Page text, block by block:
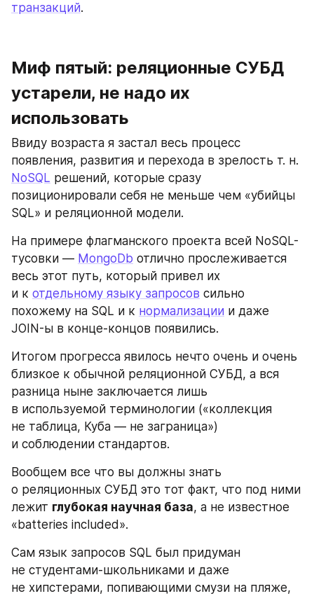
транзакций.
Миф пятый: реляционные СУБД
устарели, не надо их
использовать
Ввиду возраста я застал весь процесс
NoSQL решений, которые сразу
позиционировали себя не меньше чем «убийцы
SQL» и реляционной модели.
На примере флагманского проекта всей NoSQL-
тусовки — MongoDb отлично прослеживается
весь этот путь, который привел их
и к отдельному языку запросов сильно
похожему на SQL и к нормализации и даже
JOIN-ы в конце-концов появились.
Итогом прогресса явилось нечто очень и очень
близкое к обычной реляционной СУБД, а вся
разница ныне заключается лишь
в используемой терминологии («коллекция
не таблица, Куба — не заграница»)
и соблюдении стандартов.
Вообщем все что вы должны знать
о реляционных СУБД это тот факт, что под ними
лежит глубокая научная база, а не известное
«batteries included».
Сам язык запросов SQL был придуман
не студентами-школьниками и даже
не хипстерами, попивающими смузи на пляже,